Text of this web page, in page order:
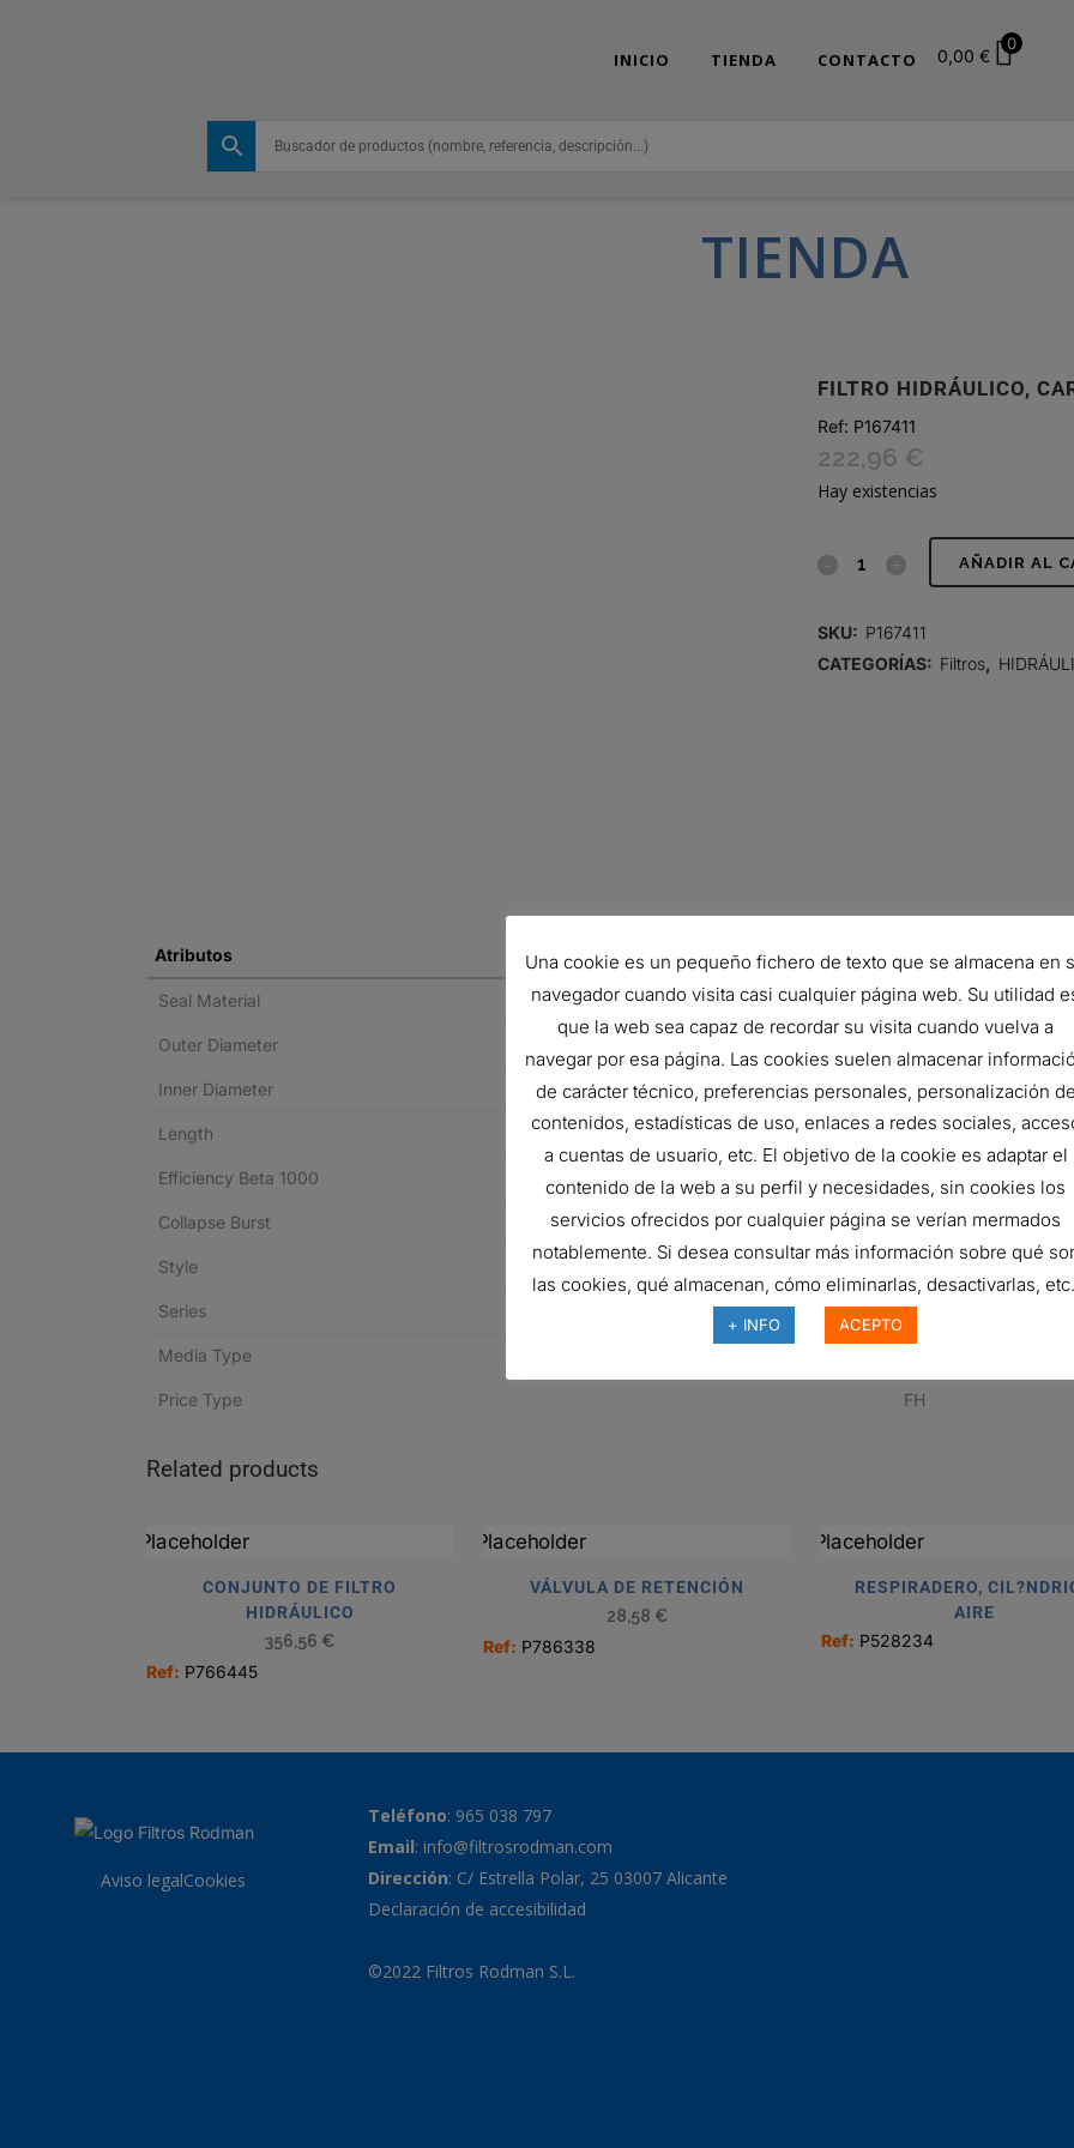
INICIO TIENDA CONTACTO 0,00 €
0
TIENDA
FILTRO HIDRÁULICO,
Ref: P167411
222,96 €
Hay existencias
FILTRO
CARTUCHO
AÑADIR AL
SKU: P167411
CATEGORÍAS: Filtros
Atributos
Seal Material Viton
Outer Diameter
Inner Diameter 43.2 mm
Length 327.2 mm
Efficiency Beta 1000 5 micron
Collapse Burst 207 bar
Style Cartridge
Series FPK04, HPK04
Media Type
Price Type FH
Related products
CONJUNTO DE FILTRO
HIDRÁULICO
356,56 €
Ref: P766445
VÁLVULA DE RETENCIÓN
28,58 €
Ref: P786338
RESPIRADERO,
AIRE
Ref: P528234
Aviso legalCookies
Teléfono: 965 038 797
Email: info@filtrosrodman.com
Dirección: C/ Estrella Polar, 25 03007 Alicante
Declaración de accesibilidad
©2022 Filtros Rodman S.L.
Una cookie es un pequeño fichero de texto que se almacena en
navegador cuando visita casi cualquier página web. Su utilidad
que la web sea capaz de recordar su visita cuando vuelva a
navegar por esa página. Las cookies suelen almacenar
de carácter técnico, preferencias personales, personalización de
contenidos, estadísticas de uso, enlaces a redes sociales,
a cuentas de usuario, etc. El objetivo de la cookie es adaptar el
contenido de la web a su perfil y necesidades, sin cookies los
servicios ofrecidos por cualquier página se verían mermados
notablemente. Si desea consultar más información sobre qué
las cookies, qué almacenan, cómo eliminarlas, desactivarlas,
+ INFO ACEPTO